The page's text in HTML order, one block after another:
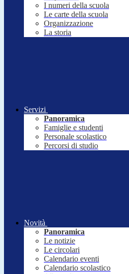
I numeri della scuola
Le carte della scuola
Organizzazione
La storia
Servizi
Panoramica
Famiglie e studenti
Personale scolastico
Percorsi di studio
Novità
Panoramica
Le notizie
Le circolari
Calendario eventi
Calendario scolastico